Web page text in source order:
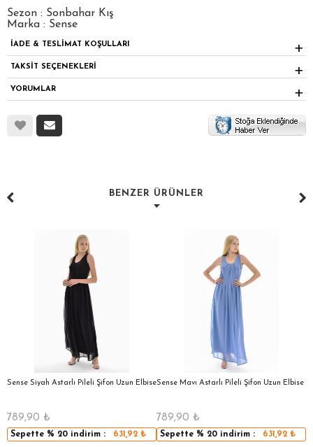
Sezon : Sonbahar Kış
Marka : Sense
İADE & TESLİMAT KOŞULLARI
TAKSİT SEÇENEKLERİ
YORUMLAR
BENZER ÜRÜNLER
Sense Siyah Astarlı Pileli Şifon Uzun Elbise
789,90 ₺
Sepette % 20 indirim : 631,92₺
Sense Mavı Astarlı Pileli Şifon Uzun Elbise
789,90 ₺
Sepette % 20 indirim : 631,92₺